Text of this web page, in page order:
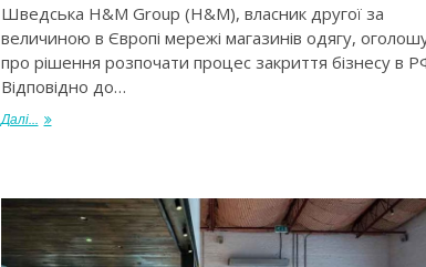
Шведська H&M Group (H&M), власник другої за
величиною в Європі мережі магазинів одягу,
про рішення розпочати процес закриття бізнесу в
Відповідно до…
Далі...